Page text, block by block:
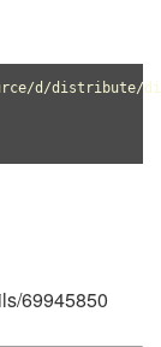
d/distribute/
69945850